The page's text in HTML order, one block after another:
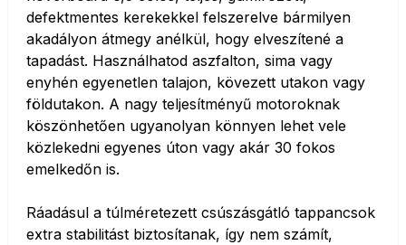
defektmentes kerekekkel felszerelve bármilyen
akadályon átmegy anélkül, hogy elveszítené a
tapadást. Használhatod aszfalton, sima vagy
enyhén egyenetlen talajon, kövezett utakon vagy
földutakon. A nagy teljesítményű motoroknak
köszönhetően ugyanolyan könnyen lehet vele
közlekedni egyenes úton vagy akár 30 fokos
emelkedőn is.
Ráadásul a túlméretezett csúszásgátló tappancsok
extra stabilitást biztosítanak, így nem számít,